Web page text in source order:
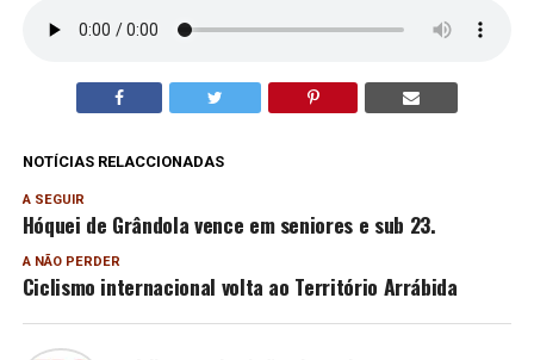
NOTÍCIAS RELACCIONADAS
A SEGUIR
Hóquei de Grândola vence em seniores e sub 23.
A NÃO PERDER
Ciclismo internacional volta ao Território Arrábida